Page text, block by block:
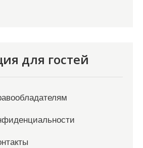
для гостей